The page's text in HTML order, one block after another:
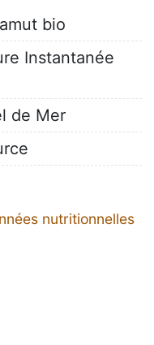
bio
Instantanée
de Mer
nutritionnelles